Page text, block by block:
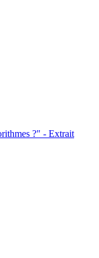
?" - Extrait